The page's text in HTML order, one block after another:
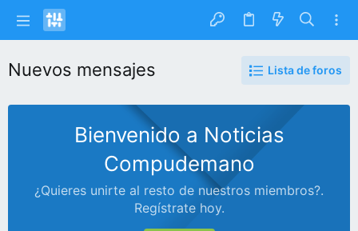
Nuevos mensajes Lista de foros
Bienvenido a Noticias
Compudemano
¿Quieres unirte al resto de nuestros miembros?.
Regístrate hoy.